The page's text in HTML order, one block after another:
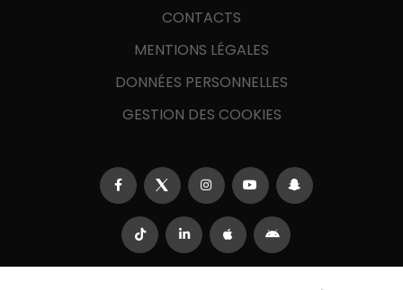
CONTACTS
MENTIONS LÉGALES
DONNÉES PERSONNELLES
GESTION DES COOKIES